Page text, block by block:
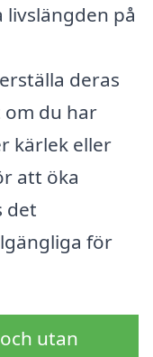
på
deras
om du har
kärlek eller
att öka
det
för
utan